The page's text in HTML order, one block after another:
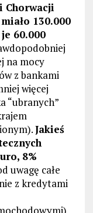
Chorwacji
130.000
60.000
na mocy
z bankami
więcej
“ubranych”
Jakieś
8%
uwagę całe
z kredytami